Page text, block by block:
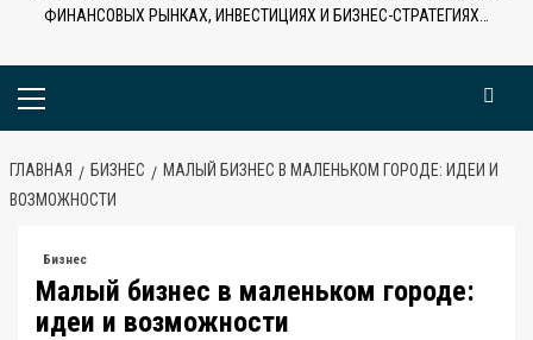
ФИНАНСОВЫХ РЫНКАХ, ИНВЕСТИЦИЯХ И БИЗНЕС-СТРАТЕГИЯХ…
Основное
ГЛАВНАЯ БИЗНЕС
МАЛЫЙ БИЗНЕС В МАЛЕНЬКОМ ГОРОДЕ: ИДЕИ И
ВОЗМОЖНОСТИ
Бизнес
Малый бизнес в маленьком городе:
идеи и возможности